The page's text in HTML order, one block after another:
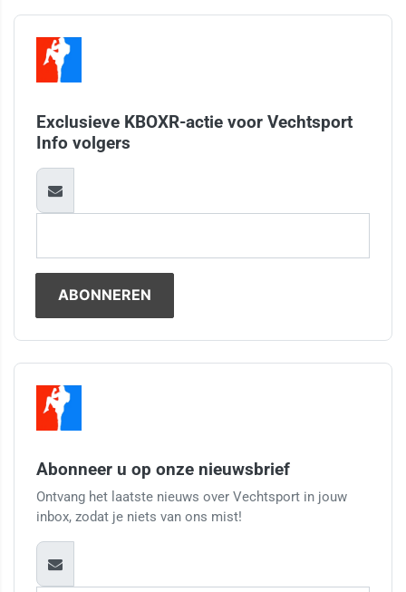
Exclusieve KBOXR-actie voor Vechtsport
Info volgers
Abonneer u op onze nieuwsbrief
Ontvang het laatste nieuws over Vechtsport in jouw
inbox, zodat je niets van ons mist!